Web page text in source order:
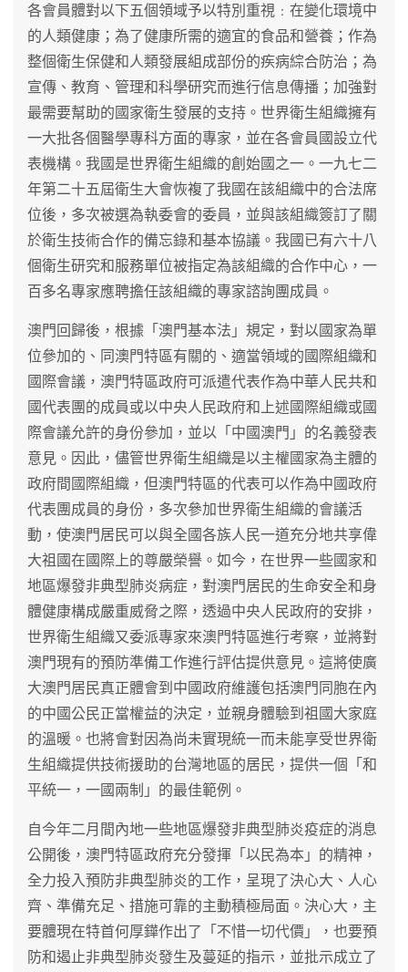
各會員體對以下五個領域予以特別重視﹕在變化環境中
的人類健康；為了健康所需的適宜的食品和營養；作為
整個衛生保健和人類發展組成部份的疾病綜合防治；為
宣傳、教育、管理和科學研究而進行信息傳播；加強對
最需要幫助的國家衛生發展的支持。世界衛生組織擁有
一大批各個醫學專科方面的專家，並在各會員國設立代
表機構。我國是世界衛生組織的創始國之一。一九七二
年第二十五屆衛生大會恢複了我國在該組織中的合法席
位後，多次被選為執委會的委員，並與該組織簽訂了關
於衛生技術合作的備忘錄和基本協議。我國已有六十八
個衛生研究和服務單位被指定為該組織的合作中心，一
百多名專家應聘擔任該組織的專家諮詢團成員。
澳門回歸後，根據「澳門基本法」規定，對以國家為單
位參加的、同澳門特區有關的、適當領域的國際組織和
國際會議，澳門特區政府可派遣代表作為中華人民共和
國代表團的成員或以中央人民政府和上述國際組織或國
際會議允許的身份參加，並以「中國澳門」的名義發表
意見。因此，儘管世界衛生組織是以主權國家為主體的
政府間國際組織，但澳門特區的代表可以作為中國政府
代表團成員的身份，多次參加世界衛生組織的會議活
動，使澳門居民可以與全國各族人民一道充分地共享偉
大祖國在國際上的尊嚴榮譽。如今，在世界一些國家和
地區爆發非典型肺炎病症，對澳門居民的生命安全和身
體健康構成嚴重威脅之際，透過中央人民政府的安排，
世界衛生組織又委派專家來澳門特區進行考察，並將對
澳門現有的預防準備工作進行評估提供意見。這將使廣
大澳門居民真正體會到中國政府維護包括澳門同胞在內
的中國公民正當權益的決定，並親身體驗到祖國大家庭
的溫暖。也將會對因為尚未實現統一而未能享受世界衛
生組織提供技術援助的台灣地區的居民，提供一個「和
平統一，一國兩制」的最佳範例。
自今年二月間內地一些地區爆發非典型肺炎疫症的消息
公開後，澳門特區政府充分發揮「以民為本」的精神，
全力投入預防非典型肺炎的工作，呈現了決心大、人心
齊、準備充足、措施可靠的主動積極局面。決心大，主
要體現在特首何厚鏵作出了「不惜一切代價」，也要預
防和遏止非典型肺炎發生及蔓延的指示，並批示成立了